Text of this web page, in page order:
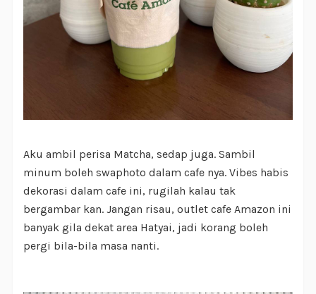
Aku ambil perisa Matcha, sedap juga. Sambil
minum boleh swaphoto dalam cafe nya. Vibes habis
dekorasi dalam cafe ini, rugilah kalau tak
bergambar kan. Jangan risau, outlet cafe Amazon ini
banyak gila dekat area Hatyai, jadi korang boleh
pergi bila-bila masa nanti.